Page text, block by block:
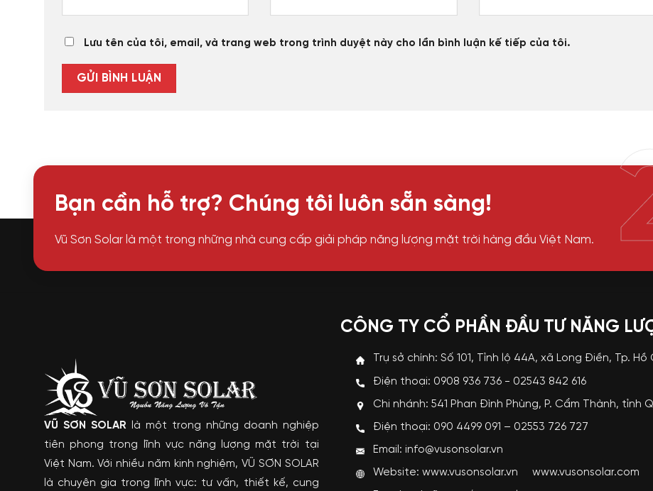
Lưu tên của tôi, email, và trang web trong trình duyệt này cho lần bình luận kế tiếp của tôi.
Bạn cần hỗ trợ? Chúng tôi luôn sẵn sàng!
Vũ Sơn Solar là một trong những nhà cung cấp giải pháp năng lượng mặt trời hàng đầu Việt Nam.
VŨ SƠN SOLAR là một trong những doanh nghiệp
tiên phong trong lĩnh vực năng lượng mặt trời tại
Việt Nam. Với nhiều năm kinh nghiệm, VŨ SƠN SOLAR
là chuyên gia trong lĩnh vực: tư vấn, thiết kế, cung
CÔNG TY CỔ PHẦN ĐẦU TƯ NĂNG
Trụ sở chính: Số 101, Tỉnh lộ 44A, xã Long Điền, Tp. Hồ
Điện thoại: 0908 936 736 - 02543 842 616
Chi nhánh: 541 Phan Đình Phùng, P. Cẩm Thành, tỉnh
Điện thoại: 090 4499 091 – 02553 726 727
Email: info@vusonsolar.vn
Website: www.vusonsolar.vn www.vusonsolar.com